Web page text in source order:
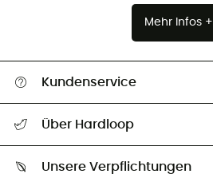
Mehr Infos +
Kundenservice
Größentabelle
Über Hardloop
Unsere Verpflichtungen